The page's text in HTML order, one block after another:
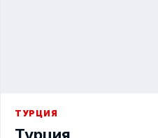
ТУРЦИЯ
Турция